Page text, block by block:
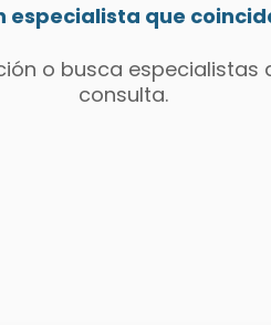
especialista que
o busca especialistas
consulta.